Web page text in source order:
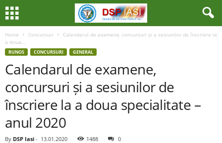
Home Concursuri
Calendarul de examene, concursuri și a sesiunilor de înscriere la
a doua...
RUNOS CONCURSURI GENERAL
Calendarul de examene,
concursuri și a sesiunilor de
înscriere la a doua specialitate –
anul 2020
By DSP Iasi - 13.01.2020 1488 0